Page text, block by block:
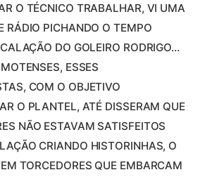
O TÉCNICO TRABALHAR, VI UMA
RÁDIO PICHANDO O TEMPO
DO GOLEIRO RODRIGO…
ESSES
COM O OBJETIVO
O PLANTEL, ATÉ DISSERAM QUE
NÃO ESTAVAM SATISFEITOS
CRIANDO HISTORINHAS, O
TORCEDORES QUE EMBARCAM